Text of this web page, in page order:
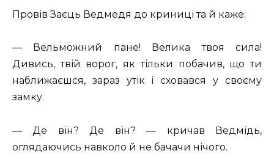
Провів Заєць Ведмедя до криниці та й каже:
— Вельможний пане! Велика твоя сила!
Дивись, твій ворог, як тільки побачив, що ти
наближаєшся, зараз утік і сховався у своєму
замку.
— Де він? Де він? — кричав Ведмідь,
оглядаючись навколо й не бачачи нічого.